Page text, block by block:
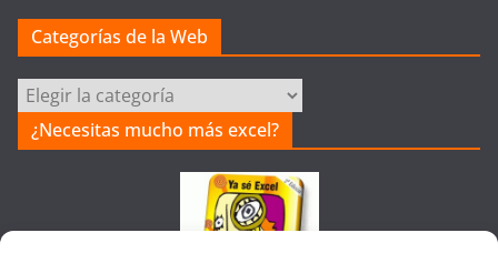
Categorías de la Web
Categorías
la
¿Necesitas mucho más excel?